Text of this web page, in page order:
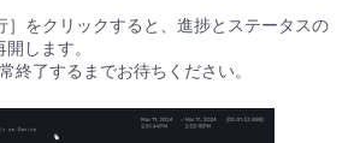
］をクリックすると、進捗とステータスの
します。
終了するまでお待ちください。